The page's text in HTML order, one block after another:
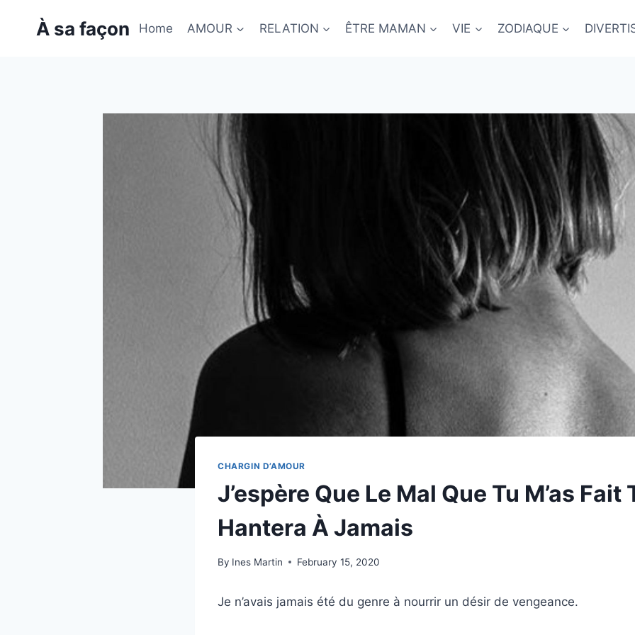
À sa façon Home AMOUR RELATION ÊTRE MAMAN VIE ZODIAQUE
CHARGIN D’AMOUR
J’espère Que Le Mal Que Tu M’as Fait
Hantera À Jamais
By Ines Martin February 15, 2020
Je n’avais jamais été du genre à nourrir un désir de vengeance.